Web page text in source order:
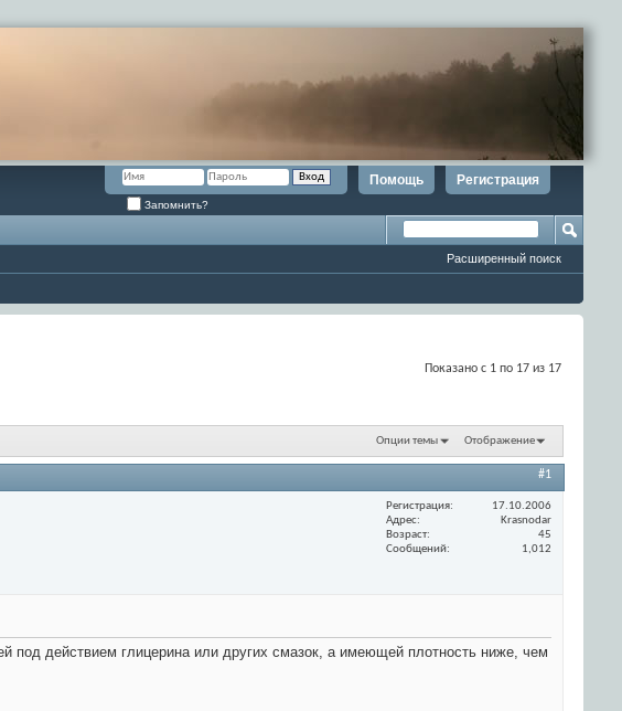
Регистрация
Помощь
Запомнить?
Расширенный поиск
Показано с 1 по 17 из 17
Опции темы Отображение
#1
Регистрация
17.10.2006
Адрес
Krasnodar
Возраст
45
Сообщений
1,012
под действием глицерина или других смазок, а имеющей плотность ниже, чем